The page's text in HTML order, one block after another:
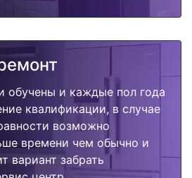
обучены и каждые пол года
квалификации, в случае
возможно
времени чем обычно и
вариант забрать